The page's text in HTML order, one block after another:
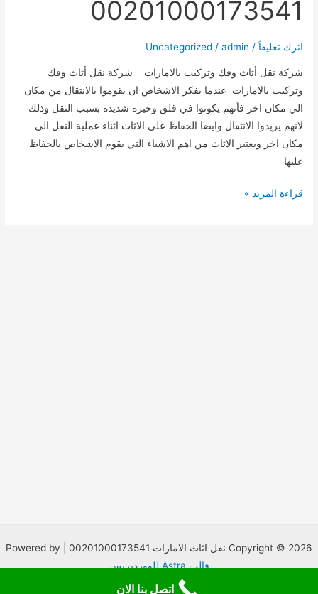
00201000173541
اترك تعليقاً /
Uncategorized/ admin
شركة نقل أثاث وفك وتركيب بالامارات شركة نقل أثاث وفك
وتركيب بالامارات عندما يفكر الاشخاص ان يقوموا بالانتقال من مكان
الي مكان اخر فأنهم يكونوا في قلق وحيرة شديدة بسبب النقل وذلك
لانهم يريدوا الانتقال وايضا الحفاظ علي الاثاث اثناء عملية النقل الي
مكان اخر ويعتبر الاثاث من اهم الاشياء التي يقوم الاشخاص بالحفاظ
عليها
شركة
قراءة المزيد »
Copyright © 2026 نقل اثاث الامارات 00201000173541 | Powered by
قالب Astra للووردبريس
اتصل بنا الان